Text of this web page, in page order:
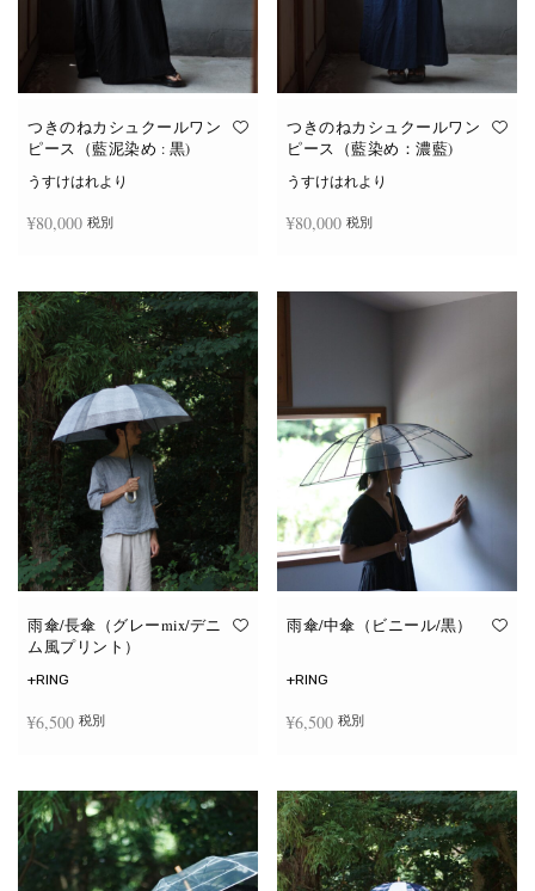
つきのねカシュクールワン
ピース（藍泥染め : 黒)
うすけはれより
¥80,000 税別
つきのねカシュクールワン
ピース（藍染め：濃藍)
うすけはれより
¥80,000 税別
雨傘/長傘（グレーmix/デニ
ム風プリント）
+RING
¥6,500 税別
雨傘/中傘（ビニール/黒）
+RING
¥6,500 税別